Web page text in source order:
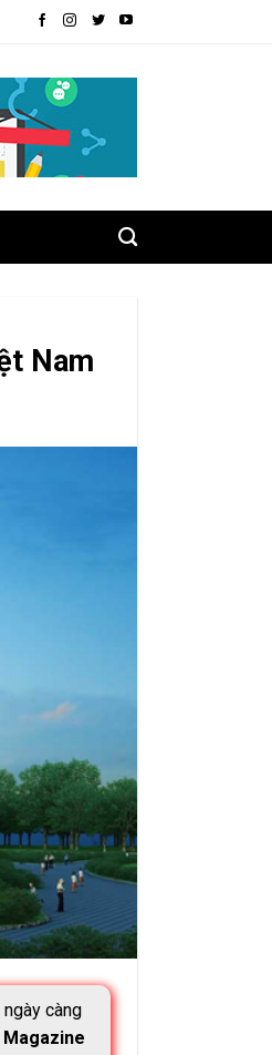
Nam
càng
Magazine